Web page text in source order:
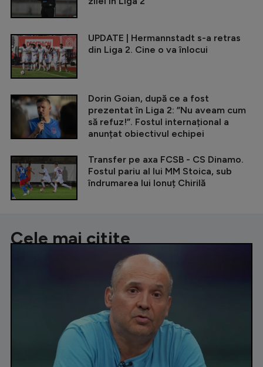
UPDATE | Hermannstadt s-a retras
din Liga 2. Cine o va înlocui
Dorin Goian, după ce a fost
prezentat în Liga 2: ”Nu aveam cum
să refuz!”. Fostul internațional a
anunțat obiectivul echipei
Transfer pe axa FCSB - CS Dinamo.
Fostul pariu al lui MM Stoica, sub
îndrumarea lui Ionuț Chirilă
Cele mai citite